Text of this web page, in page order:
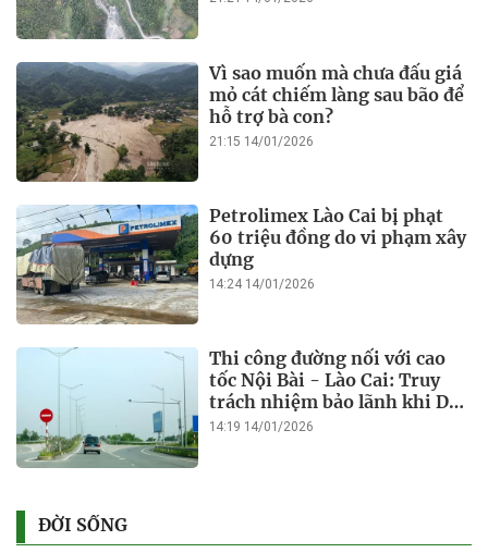
Vì sao muốn mà chưa đấu giá
mỏ cát chiếm làng sau bão để
hỗ trợ bà con?
21:15 14/01/2026
Petrolimex Lào Cai bị phạt
60 triệu đồng do vi phạm xây
dựng
14:24 14/01/2026
Thi công đường nối với cao
tốc Nội Bài - Lào Cai: Truy
trách nhiệm bảo lãnh khi Duy
Bảo chậm tiến độ?
14:19 14/01/2026
ĐỜI SỐNG